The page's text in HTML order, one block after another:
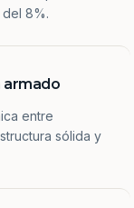
8%.
armado
entre
sólida y